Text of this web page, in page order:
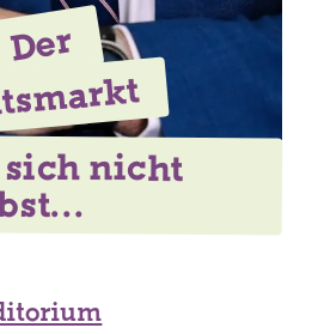
nicht